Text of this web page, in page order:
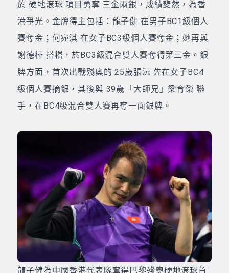
於 硬地滾球 項目勇奪 三金兩銀，成績斐然，為香
港爭光。金牌得主包括：龍子健 在男子BC1級個人
賽奪金；何宛淇 在女子BC3級個人賽奪金；她再與
謝德樺 搭檔，於BC3級混合雙人賽奪得第三金。銀
牌方面，首次出戰殘奧的 25歲張沅 先在女子BC4
級個人賽摘銀，其後與 39歲「大師兄」梁育榮 聯
手，在BC4級混合雙人賽再奪一面銀牌。
龍子健為中國香港代表隊奪得巴黎殘奧硬地滾球首